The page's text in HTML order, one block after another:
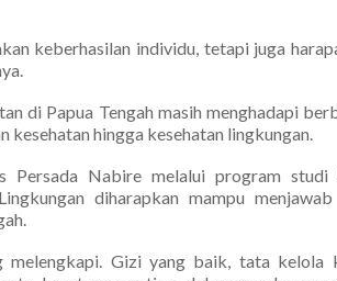
keberhasilan individu, tetapi juga
di Papua Tengah masih menghadapi
kesehatan hingga kesehatan lingkungan.
Persada Nabire melalui program
diharapkan mampu
Gizi yang baik, tata kelola